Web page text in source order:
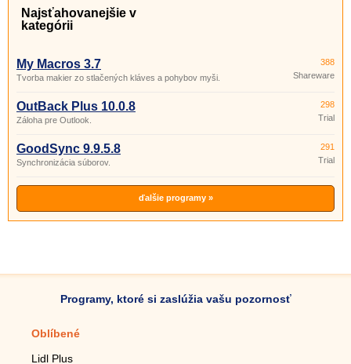
Najsťahovanejšie v
kategórii
My Macros 3.7
Tvorba makier zo stlačených kláves a pohybov myši.
388
Shareware
OutBack Plus 10.0.8
Záloha pre Outlook.
298
Trial
GoodSync 9.9.5.8
Synchronizácia súborov.
291
Trial
ďalšie programy »
Programy, ktoré si zaslúžia vašu pozornosť
Oblíbené
Lidl Plus